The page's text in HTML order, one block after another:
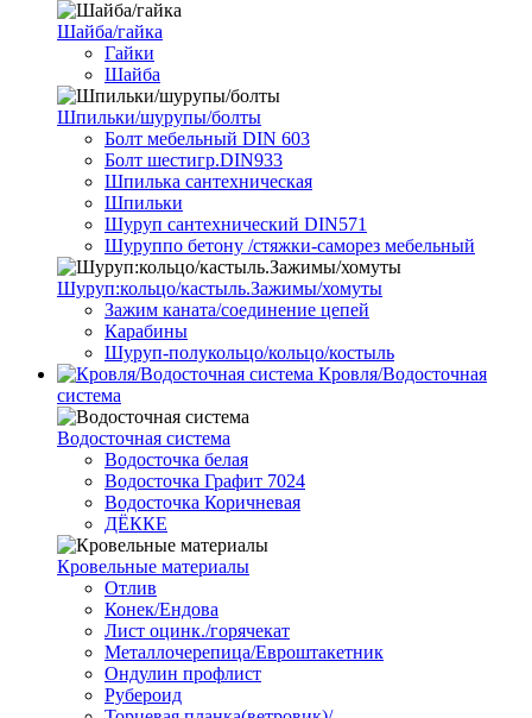
Шайба/гайка
Гайки
Шайба
Шпильки/шурупы/болты
Болт мебельный DIN 603
Болт шестигр.DIN933
Шпилька сантехническая
Шпильки
Шуруп сантехнический DIN571
Шуруппо бетону /стяжки-саморез мебельный
Шуруп:кольцо/кастыль.Зажимы/хомуты
Зажим каната/соединение цепей
Карабины
Шуруп-полукольцо/кольцо/костыль
Кровля/Водосточная
система
Водосточная система
Водосточка белая
Водосточка Графит 7024
Водосточка Коричневая
ДЁККЕ
Кровельные материалы
Отлив
Конек/Ендова
Лист оцинк./горячекат
Металлочерепица/Евроштакетник
Ондулин профлист
Рубероид